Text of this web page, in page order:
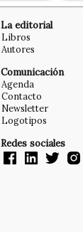
La editorial
Libros
Autores
Comunicación
Agenda
Contacto
Newsletter
Logotipos
Redes sociales